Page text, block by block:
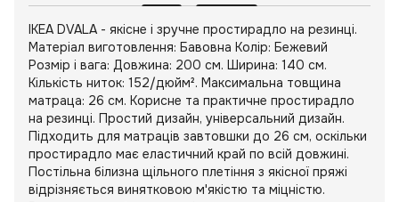
IKEA DVALA - якісне і зручне простирадло на резинці.
Матеріал виготовлення: Бавовна Колір: Бежевий
Розмір і вага: Довжина: 200 см. Ширина: 140 см.
Кількість ниток: 152/дюйм². Максимальна товщина
матраца: 26 см. Корисне та практичне простирадло
на резинці. Простий дизайн, універсальний дизайн.
Підходить для матраців завтовшки до 26 см, оскільки
простирадло має еластичний край по всій довжині.
Постільна білизна щільного плетіння з якісної пряжі
відрізняється винятковою м'якістю та міцністю.